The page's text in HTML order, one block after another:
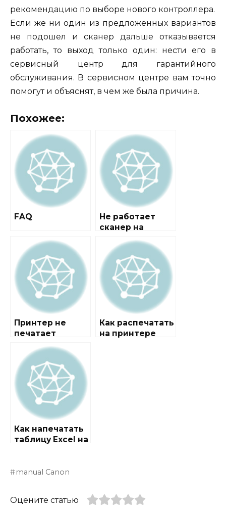
рекомендацию по выборе нового контроллера.
Если же ни один из предложенных вариантов
не подошел и сканер дальше отказывается
работать, то выход только один: нести его в
сервисный центр для гарантийного
обслуживания. В сервисном центре вам точно
помогут и объяснят, в чем же была причина.
Похожее:
FAQ
Не работает
сканер на
Принтер не
печатает
Как распечатать
на принтере
Как напечатать
таблицу Excel на
manual Canon
Оцените статью